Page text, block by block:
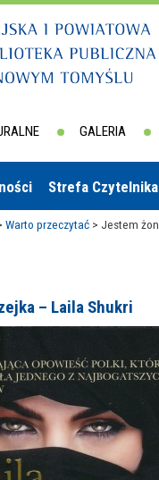
GALERIA
Strefa Czytelnika
Warto przeczytać > Jestem
– Laila Shukri